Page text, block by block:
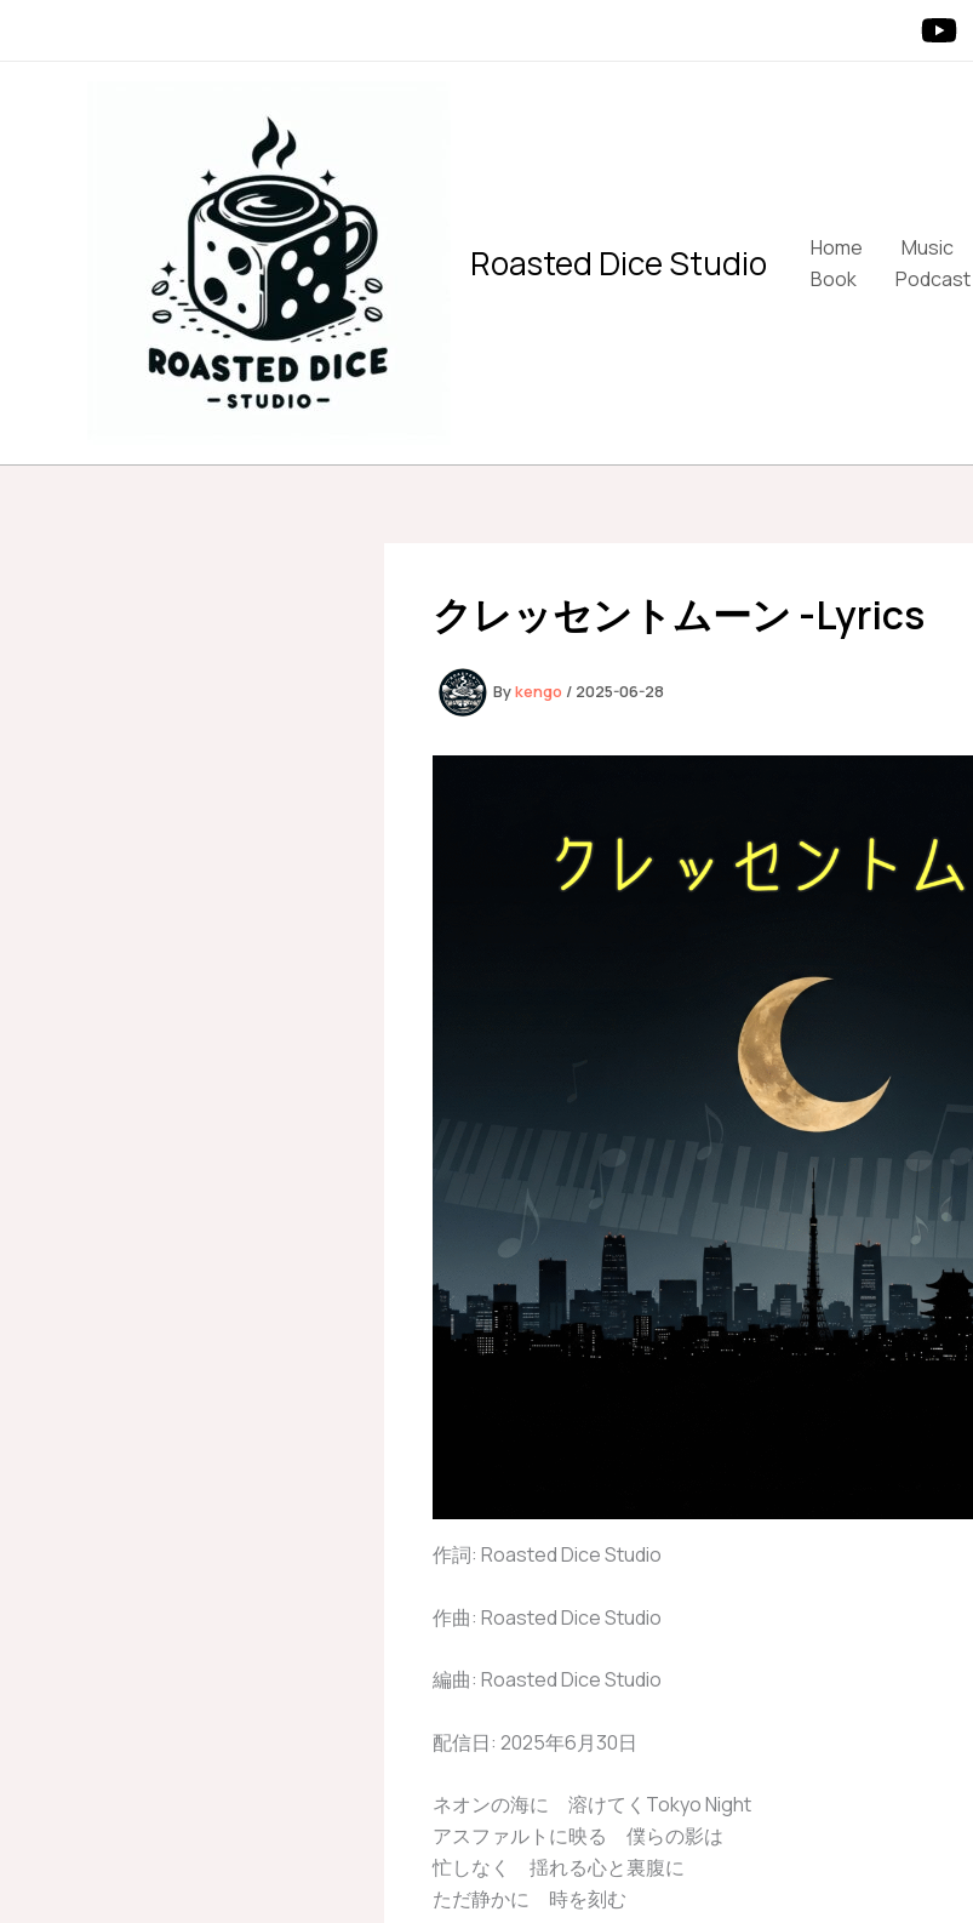
Roasted Dice Studio Home Music
Book
Podcast
クレッセントムーン -Lyrics
Bykengo / 2025-06-28
作詞: Roasted Dice Studio
作曲: Roasted Dice Studio
編曲: Roasted Dice Studio
配信日: 2025年6月30日
ネオンの海に 溶けてくTokyo Night
アスファルトに映る 僕らの影は
忙しなく 揺れる心と裏腹に
ただ静かに 時を刻む